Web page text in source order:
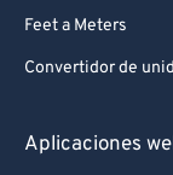
Feet a Meters
Convertidor de
Aplicaciones